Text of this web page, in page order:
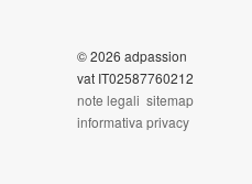
© 2026 adpassion
vat IT02587760212
note legali sitemap
informativa privacy